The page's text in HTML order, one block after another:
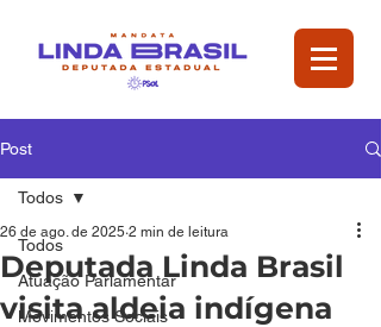
Post
Todos
Atuação Parlamentar
Movimentos Sociais
Todos
Deputada Linda Brasil
visita aldeia indígena
26 de ago. de 2025 2 min de leitura